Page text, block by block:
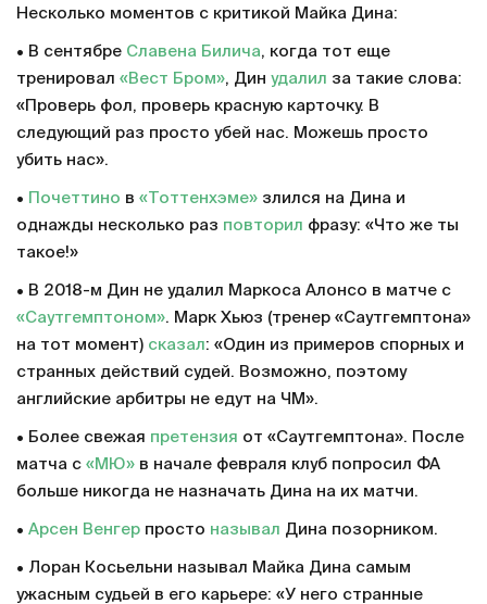
Несколько моментов с критикой Майка Дина:
• В сентябре Славена Билича, когда тот еще
тренировал «Вест Бром», Дин удалил за такие слова:
«Проверь фол, проверь красную карточку. В
следующий раз просто убей нас. Можешь просто
убить нас».
• Почеттино в «Тоттенхэме» злился на Дина и
однажды несколько раз повторил фразу: «Что же ты
такое!»
• В 2018-м Дин не удалил Маркоса Алонсо в матче с
«Саутгемптоном». Марк Хьюз (тренер «Саутгемптона»
на тот момент) сказал: «Один из примеров спорных и
странных действий судей. Возможно, поэтому
английские арбитры не едут на ЧМ».
• Более свежая претензия от «Саутгемптона». После
матча с «МЮ» в начале февраля клуб попросил ФА
больше никогда не назначать Дина на их матчи.
• Арсен Венгер просто называл Дина позорником.
• Лоран Косьельни называл Майка Дина самым
ужасным судьей в его карьере: «У него странные